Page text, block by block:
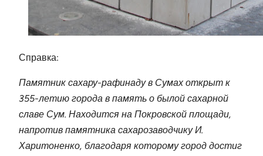
Справка:
Памятник сахару-рафинаду в Сумах открыт к
355-летию города в память о былой сахарной
славе Сум. Находится на Покровской площади,
напротив памятника сахарозаводчику И.
Харитоненко, благодаря которому город достиг